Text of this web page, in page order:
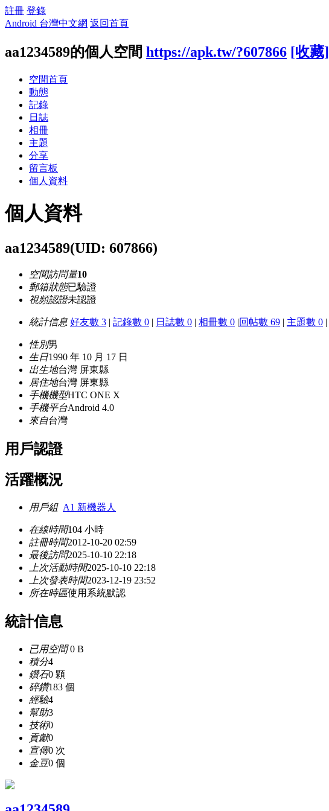
註冊 登錄
Android 台灣中文網 返回首頁
aa1234589的個人空間 https://apk.tw/?607866 [收藏]
空間首頁
動態
記錄
日誌
相冊
主題
分享
留言板
個人資料
個人資料
aa1234589(UID: 607866)
空間訪問量10
郵箱狀態已驗證
視頻認證未認證
統計信息 好友數 3 | 記錄數 0 | 日誌數 0 | 相冊數 0 |回帖數 69 | 主題數 0 |
性別男
生日1990 年 10 月 17 日
出生地台灣 屏東縣
居住地台灣 屏東縣
手機機型HTC ONE X
手機平台Android 4.0
來自台灣
用戶認證
活躍概況
用戶組 A1 新機器人
在線時間104 小時
註冊時間2012-10-20 02:59
最後訪問2025-10-10 22:18
上次活動時間2025-10-10 22:18
上次發表時間2023-12-19 23:52
所在時區使用系統默認
統計信息
已用空間0 B
積分4
鑽石0 顆
碎鑽183 個
經驗4
幫助3
技術0
貢獻0
宣傳0 次
金豆0 個